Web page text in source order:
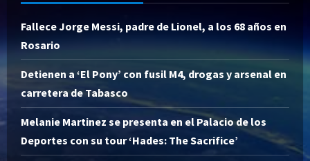
Fallece Jorge Messi, padre de Lionel, a los 68 años en
Rosario
Detienen a ‘El Pony’ con fusil M4, drogas y arsenal en
carretera de Tabasco
Melanie Martinez se presenta en el Palacio de los
Deportes con su tour ‘Hades: The Sacrifice’